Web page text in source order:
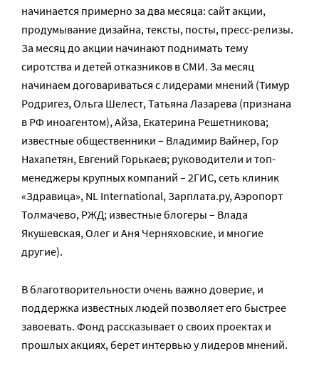
начинается примерно за два месяца: сайт акции,
продумывание дизайна, тексты, посты, пресс-релизы.
За месяц до акции начинают поднимать тему
сиротства и детей отказников в СМИ. За месяц
начинаем договариваться с лидерами мнений (Тимур
Родригез, Ольга Шелест, Татьяна Лазарева (признана
в РФ иноагентом), Айза, Екатерина Решетникова;
известные общественники – Владимир Вайнер, Гор
Нахапетян, Евгений Горькаев; руководители и топ-
менеджеры крупных компаний – 2ГИС, сеть клиник
«Здравица», NL International, Зарплата.ру, Аэропорт
Толмачево, РЖД; известные блогеры – Влада
Якушевская, Олег и Аня Черняховские, и многие
другие).
В благотворительности очень важно доверие, и
поддержка известных людей позволяет его быстрее
завоевать. Фонд рассказывает о своих проектах и
прошлых акциях, берет интервью у лидеров мнений.